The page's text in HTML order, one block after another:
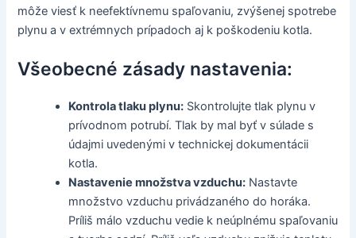
môže viesť k neefektívnemu spaľovaniu, zvýšenej spotrebe
plynu a v extrémnych prípadoch aj k poškodeniu kotla.
Všeobecné zásady nastavenia:
Kontrola tlaku plynu: Skontrolujte tlak plynu v
prívodnom potrubí. Tlak by mal byť v súlade s
údajmi uvedenými v technickej dokumentácii
kotla.
Nastavenie množstva vzduchu: Nastavte
množstvo vzduchu privádzaného do horáka.
Príliš málo vzduchu vedie k neúplnému spaľovaniu